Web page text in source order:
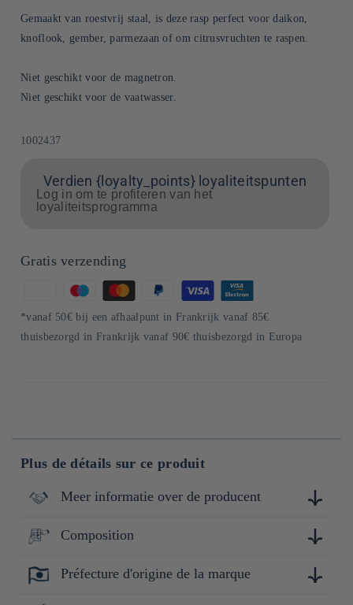
Gemaakt van roestvrij staal, is deze rasp perfect voor daikon,
knoflook, gember, parmezaan of om citrusvruchten te raspen.
Niet geschikt voor de magnetron.
Niet geschikt voor de vaatwasser.
SKU:
1002437
Verdien {loyalty_points} loyaliteitspunten
Log in om te profiteren van het
loyaliteitsprogramma
Gratis verzending
Betaalmethoden
*vanaf 50€ bij een afhaalpunt in Frankrijk vanaf 85€
thuisbezorgd in Frankrijk vanaf 90€ thuisbezorgd in Europa
Plus de détails sur ce produit
Meer informatie over de producent
Située à Osaka, la société Maekawa Kinzoku Kogyosho a été
de cuisine en aluminium, elle propose une large gamme de
Composition
AluminiumPréfecture d'origine de la marque